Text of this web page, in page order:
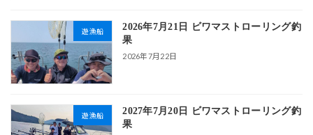
遊漁船
2026年7月21日 ビワマストローリング釣
果
2026年7月22日
遊漁船
2027年7月20日 ビワマストローリング釣
果